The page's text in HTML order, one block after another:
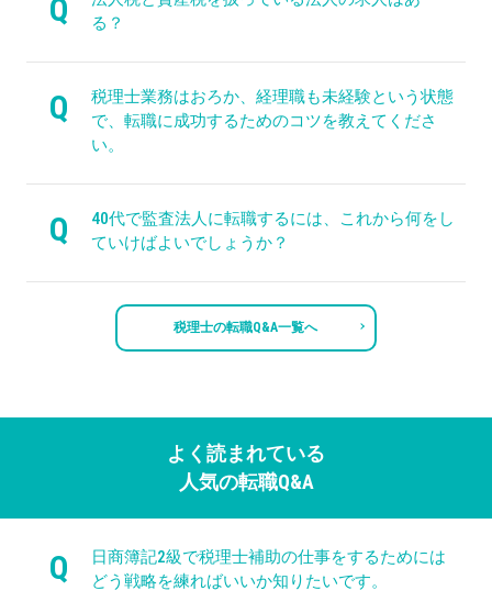
Q
る？
Q
税理士業務はおろか、経理職も未経験という状態
で、転職に成功するためのコツを教えてくださ
い。
Q
40代で監査法人に転職するには、これから何をし
ていけばよいでしょうか？
税理士の転職Q&A一覧へ
よく読まれている
人気の転職Q&A
Q
日商簿記2級で税理士補助の仕事をするためには
どう戦略を練ればいいか知りたいです。